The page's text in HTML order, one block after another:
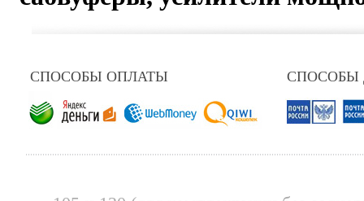
СПОСОБЫ ОПЛАТЫ СПОСОБЫ